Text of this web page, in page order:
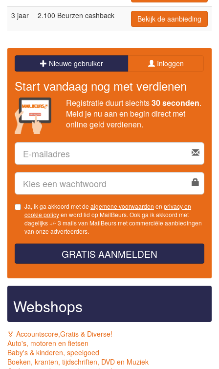
3 jaar 2.100 Beurzen cashback Bekijk de aanbieding
Nieuwe gebruiker Inloggen
Start vandaag nog met verdienen
Registratie duurt slechts30 seconden.
Meld je nu aan en begin direct met
online geld verdienen.
Ja, ik ga akkoord met de algemene voorwaarden en privacy en
cookie policy
dagelijks +/- 3 mails van MailBeurs met commerciële aanbiedingen
van onze adverteerders.
GRATIS AANMELDEN
Webshops
🏅 Accountscore,Gratis & Diverse!
Auto's, motoren en fietsen
Baby's & kinderen, speelgoed
Boeken, kranten, tijdschriften, DVD en Muziek